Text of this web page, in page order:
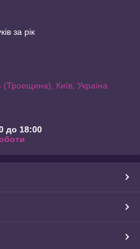
за рік
Київ, Україна
до 18:00